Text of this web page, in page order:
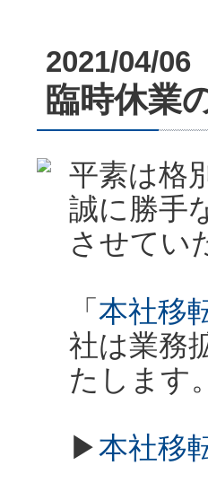
2021/04/06
臨時休業
平素は格
誠に勝手
させてい
「 本社移
社は業務
たします
▶本社移